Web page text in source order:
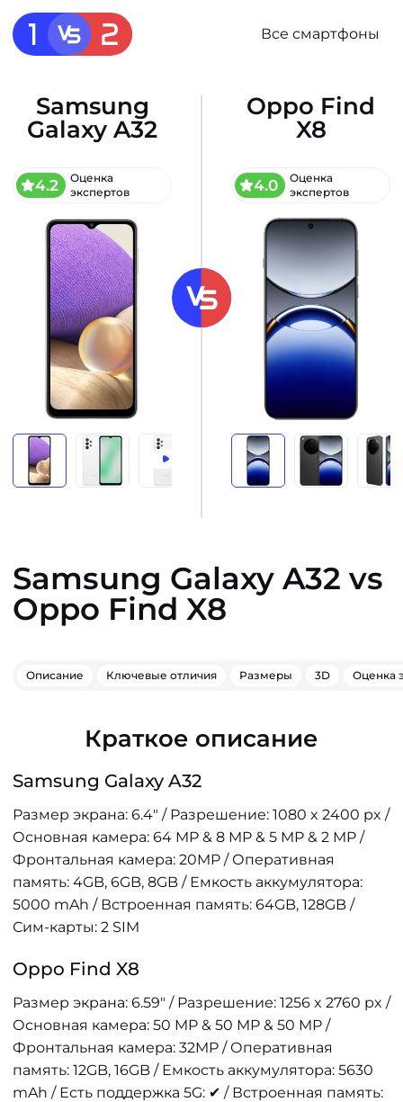
Все смартфоны
Samsung
Galaxy A32
4.2
Оценка
экспертов
Oppo Find
X8
4.0
Оценка
экспертов
Samsung Galaxy A32 vs
Oppo Find X8
Описание Ключевые отличия Размеры 3D Оценка
Краткое описание
Samsung Galaxy A32
Размер экрана: 6.4" / Разрешение: 1080 x 2400 px /
Основная камера: 64 MP & 8 MP & 5 MP & 2 MP /
Фронтальная камера: 20MP / Оперативная
память: 4GB, 6GB, 8GB / Емкость аккумулятора:
5000 mAh / Встроенная память: 64GB, 128GB /
Сим-карты: 2 SIM
Oppo Find X8
Размер экрана: 6.59" / Разрешение: 1256 x 2760 px /
Основная камера: 50 MP & 50 MP & 50 MP /
Фронтальная камера: 32MP / Оперативная
память: 12GB, 16GB / Емкость аккумулятора: 5630
mAh / Есть поддержка 5G: ✔ / Встроенная память: